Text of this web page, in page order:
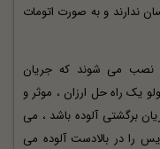
ندارند و به صورت اتومات
نصب می شوند که جریان
یک راه حل ارزان ، موثر و
برگشتی آلوده باشد ، می
را در بالادست آلوده می